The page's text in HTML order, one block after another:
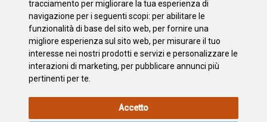
tracciamento per migliorare la tua esperienza di
navigazione per i seguenti scopi: per abilitare le
funzionalità di base del sito web, per fornire una
migliore esperienza sul sito web, per misurare il tuo
interesse nei nostri prodotti e servizi e personalizzare le
interazioni di marketing, per pubblicare annunci più
pertinenti per te
Accetto
Tegueste
La Victoria de Acentejo
Vilaflor
INFORMAZIONI
MAPPA